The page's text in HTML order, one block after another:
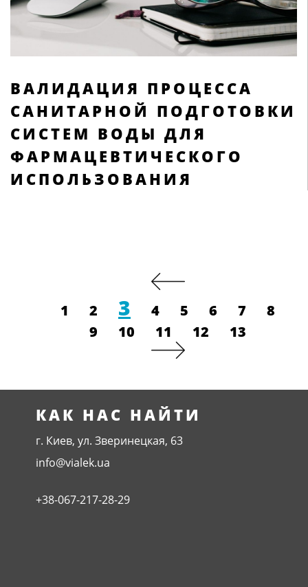
ВАЛИДАЦИЯ ПРОЦЕССА
САНИТАРНОЙ ПОДГОТОВКИ
СИСТЕМ ВОДЫ ДЛЯ
ФАРМАЦЕВТИЧЕСКОГО
ИСПОЛЬЗОВАНИЯ
1 2 3 4 5 6 7
8
9
10 11 12 13
КАК НАС НАЙТИ
г. Киев, ул. Зверинецкая, 63
info@vialek.ua
+38-067-217-28-29